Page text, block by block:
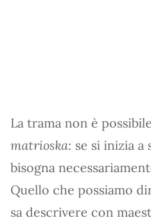
La trama non è
matrioska: se si inizia
bisogna
Quello che possiamo
sa descrivere con